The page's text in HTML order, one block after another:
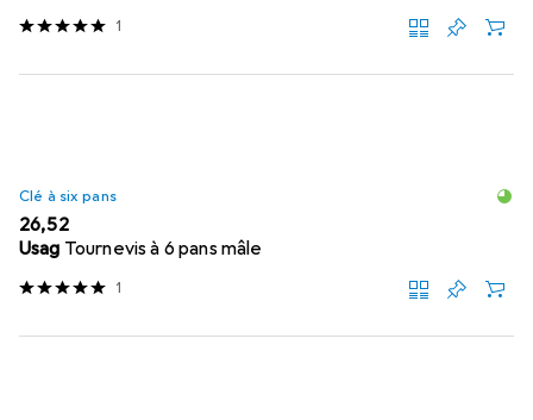
1
Clé à six pans
EUR
26,52
Usag Tournevis à 6 pans mâle
1